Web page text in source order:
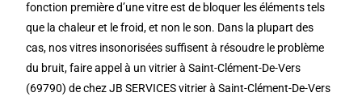
fonction première d’une vitre est de bloquer les éléments tels
que la chaleur et le froid, et non le son. Dans la plupart des
cas, nos vitres insonorisées suffisent à résoudre le problème
du bruit, faire appel à un vitrier à Saint-Clément-De-Vers
(69790) de chez JB SERVICES vitrier à Saint-Clément-De-Vers